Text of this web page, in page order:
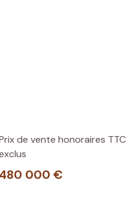
de vente honoraires TTC
480 000 €